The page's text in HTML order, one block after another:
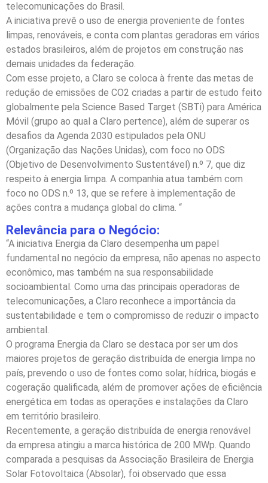
telecomunicações do Brasil.
A iniciativa prevê o uso de energia proveniente de fontes
limpas, renováveis, e conta com plantas geradoras em vários
estados brasileiros, além de projetos em construção nas
demais unidades da federação.
Com esse projeto, a Claro se coloca à frente das metas de
redução de emissões de CO2 criadas a partir de estudo feito
globalmente pela Science Based Target (SBTi) para América
Móvil (grupo ao qual a Claro pertence), além de superar os
desafios da Agenda 2030 estipulados pela ONU
(Organização das Nações Unidas), com foco no ODS
(Objetivo de Desenvolvimento Sustentável) n.º 7, que diz
respeito à energia limpa. A companhia atua também com
foco no ODS n.º 13, que se refere à implementação de
ações contra a mudança global do clima. “
Relevância para o Negócio:
“A iniciativa Energia da Claro desempenha um papel
fundamental no negócio da empresa, não apenas no aspecto
econômico, mas também na sua responsabilidade
socioambiental. Como uma das principais operadoras de
telecomunicações, a Claro reconhece a importância da
sustentabilidade e tem o compromisso de reduzir o impacto
ambiental.
O programa Energia da Claro se destaca por ser um dos
maiores projetos de geração distribuída de energia limpa no
país, prevendo o uso de fontes como solar, hídrica, biogás e
cogeração qualificada, além de promover ações de eficiência
energética em todas as operações e instalações da Claro
em território brasileiro.
Recentemente, a geração distribuída de energia renovável
da empresa atingiu a marca histórica de 200 MWp. Quando
comparada a pesquisas da Associação Brasileira de Energia
Solar Fotovoltaica (Absolar), foi observado que essa